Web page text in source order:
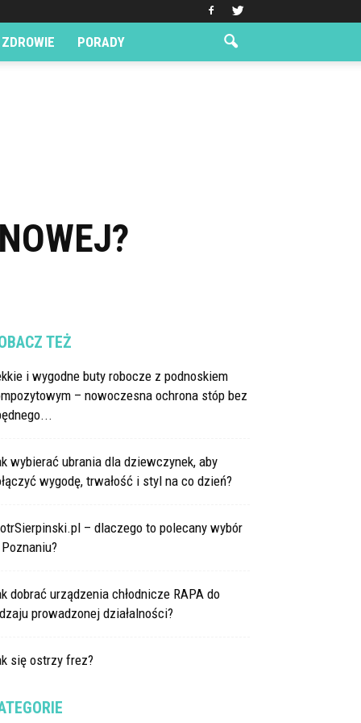
ZDROWIE PORADY
TEŻ
i wygodne buty robocze z podnoskiem
– nowoczesna ochrona stóp bez
wybierać ubrania dla dziewczynek, aby
wygodę, trwałość i styl na co dzień?
– dlaczego to polecany wybór
dobrać urządzenia chłodnicze RAPA do
prowadzonej działalności?
się ostrzy frez?